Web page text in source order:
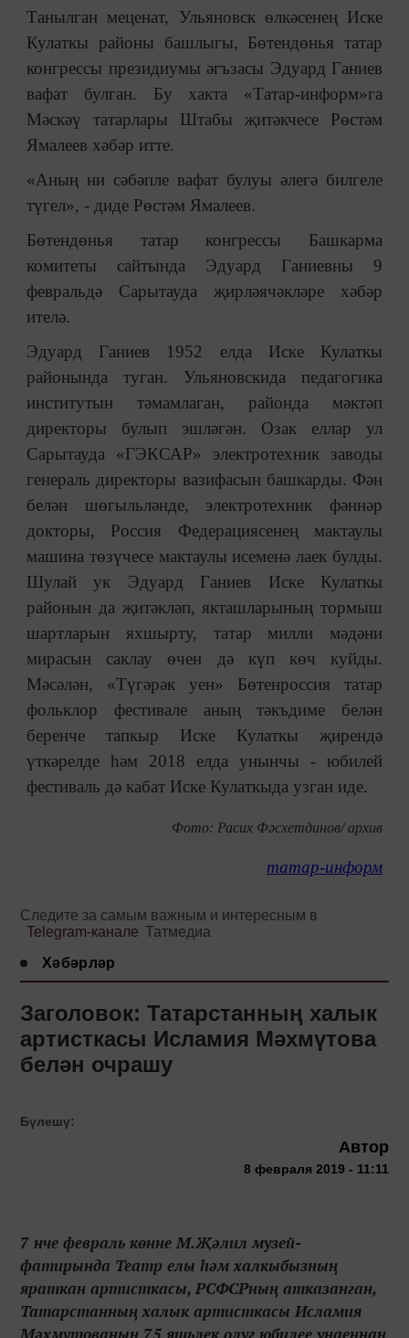
Танылган меценат, Ульяновск өлкәсенең Иске
Кулаткы районы башлыгы, Бөтендөнья татар
конгрессы президиумы әгъзасы Эдуард Ганиев
вафат булган. Бу хакта «Татар-информ»га
Мәскәү татарлары Штабы җитәкчесе Рөстәм
Ямалеев хәбәр итте.
«Аның ни сәбәпле вафат булуы әлегә билгеле
түгел», - диде Рөстәм Ямалеев.
Бөтендөнья татар конгрессы Башкарма
комитеты сайтында Эдуард Ганиевны 9
февральдә Сарытауда җирләячәкләре хәбәр
ителә.
Эдуард Ганиев 1952 елда Иске Кулаткы
районында туган. Ульяновскида педагогика
институтын тәмамлаган, районда мәктәп
директоры булып эшләгән. Озак еллар ул
Сарытауда «ГЭКСАР» электротехник заводы
генераль директоры вазифасын башкарды. Фән
белән шөгыльләнде, электротехник фәннәр
докторы, Россия Федерациясенең мактаулы
машина төзүчесе мактаулы исеменә лаек булды.
Шулай ук Эдуард Ганиев Иске Кулаткы
районын да җитәкләп, якташларының тормыш
шартларын яхшырту, татар милли мәдәни
мирасын саклау өчен дә күп көч куйды.
Мәсәлән, «Түгәрәк уен» Бөтенроссия татар
фольклор фестивале аның тәкъдиме белән
беренче тапкыр Иске Кулаткы җирендә
үткәрелде һәм 2018 елда унынчы - юбилей
фестиваль дә кабат Иске Кулаткыда узган иде.
Фото: Расих Фәсхетдинов/ архив
татар-информ
Следите за самым важным и интересным в
Telegram-канале Татмедиа
Хәбәрләр
Заголовок: Татарстанның халык
артисткасы Исламия Мәхмүтова
белән очрашу
Бүлешү:
Автор
8 февраля 2019 - 11:11
7 нче февраль көнне М.Җәлил музей-
фатирында Театр елы һәм халкыбызның
яраткан артисткасы, РСФСРның атказанган,
Татарстанның халык артисткасы Исламия